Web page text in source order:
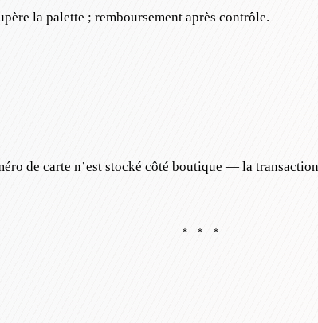
la palette ; remboursement après contrôle.
de carte n’est stocké côté boutique — la
* * *